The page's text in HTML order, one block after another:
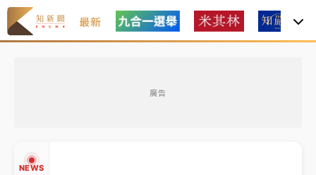
最新
廣告
NEWS
中信慈善基金會想增加董事人數！辜仲諒向法院聲請遭